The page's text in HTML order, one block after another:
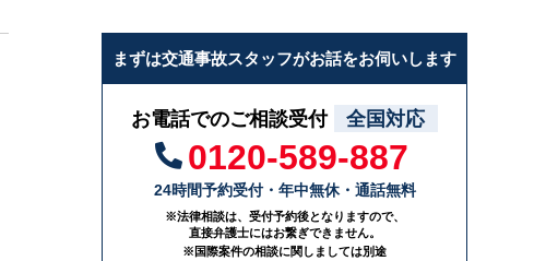
まずは交通事故スタッフがお話をお伺いします
お電話でのご相談受付 全国対応
0120-589-887
24時間予約受付・年中無休・通話無料
※法律相談は、受付予約後となりますので、
直接弁護士にはお繋ぎできません。
※国際案件の相談に関しましては別途